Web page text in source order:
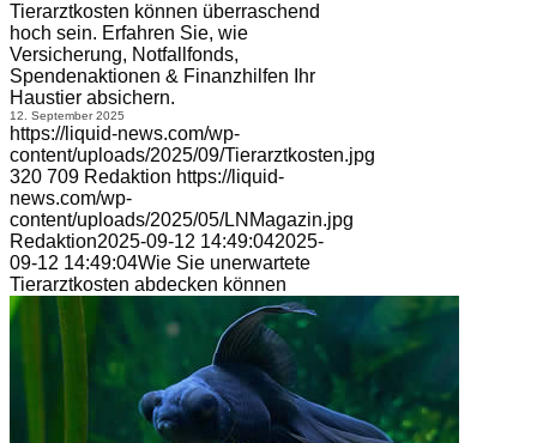
Tierarztkosten können überraschend
hoch sein. Erfahren Sie, wie
Versicherung, Notfallfonds,
Spendenaktionen & Finanzhilfen Ihr
Haustier absichern.
12. September 2025
https://liquid-news.com/wp-
content/uploads/2025/09/Tierarztkosten.jpg
320 709 Redaktion https://liquid-
news.com/wp-
content/uploads/2025/05/LNMagazin.jpg
Redaktion2025-09-12 14:49:042025-
09-12 14:49:04Wie Sie unerwartete
Tierarztkosten abdecken können